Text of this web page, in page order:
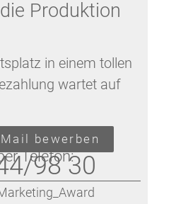
Produktion
in einem tollen
wartet auf
bewerben
Telefon:
98 30